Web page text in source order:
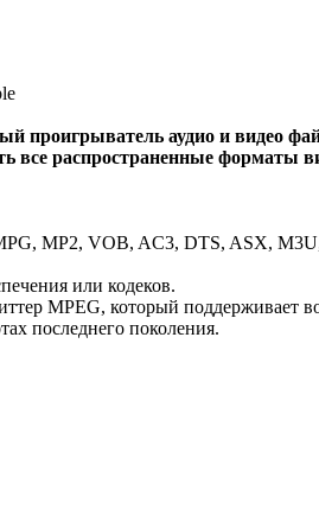
проигрыватель аудио и видео
все распространенные форматы
MP2, VOB, AC3, DTS, ASX,
или кодеков.
MPEG, который поддерживает
последнего поколения.